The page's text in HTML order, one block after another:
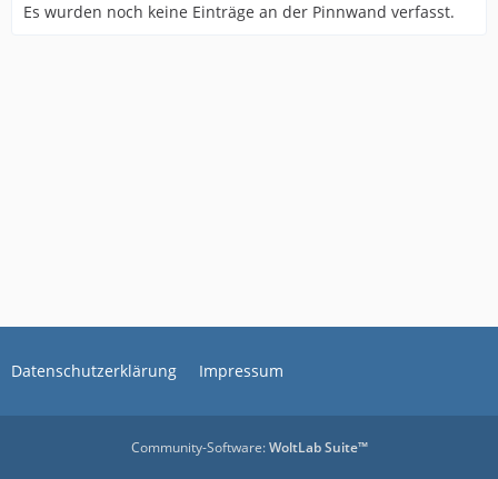
Es wurden noch keine Einträge an der Pinnwand verfasst.
Datenschutzerklärung Impressum
Community-Software:WoltLab Suite™